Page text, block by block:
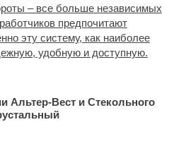
– все больше независимых
предпочитают
эту систему, как наиболее
удобную и доступную.
Альтер-Вест и Стекольного